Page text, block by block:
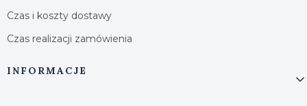
Czas i koszty dostawy
Czas realizacji zamówienia
INFORMACJE